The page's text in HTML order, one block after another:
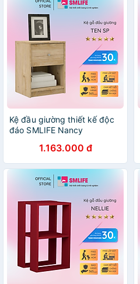
Kệ đầu giường thiết kế độc
đáo SMLIFE Nancy
1.163.000 đ